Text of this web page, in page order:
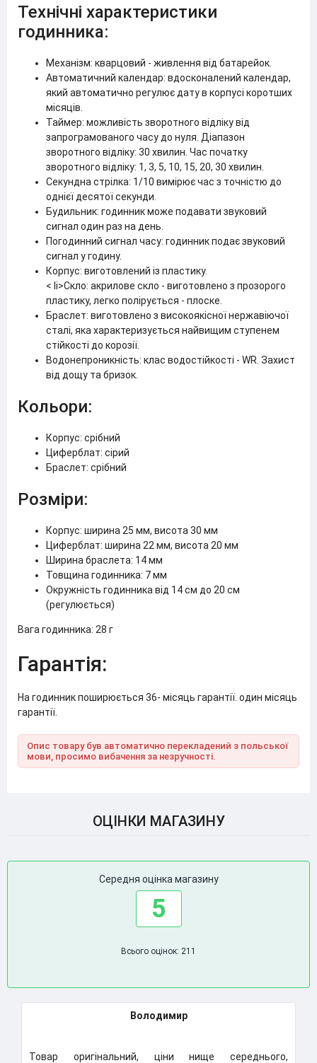
Технічні характеристики
годинника:
Механізм: кварцовий - живлення від батарейок.
Автоматичний календар: вдосконалений календар,
який автоматично регулює дату в корпусі коротших
місяців.
Таймер: можливість зворотного відліку від
запрограмованого часу до нуля. Діапазон
зворотного відліку: 30 хвилин. Час початку
зворотного відліку: 1, 3, 5, 10, 15, 20, 30 хвилин.
Секундна стрілка: 1/10 вимірює час з точністю до
однієї десятої секунди.
Будильник: годинник може подавати звуковий
сигнал один раз на день.
Погодинний сигнал часу: годинник подає звуковий
сигнал у годину.
Корпус: виготовлений із пластику.
< li>Скло: акрилове скло - виготовлено з прозорого
пластику, легко полірується - плоске.
Браслет: виготовлено з високоякісної нержавіючої
сталі, яка характеризується найвищим ступенем
стійкості до корозії.
Водонепроникність: клас водостійкості - WR. Захист
від дощу та бризок.
Кольори:
Корпус: срібний
Циферблат: сірий
Браслет: срібний
Розміри:
Корпус: ширина 25 мм, висота 30 мм
Циферблат: ширина 22 мм, висота 20 мм
Ширина браслета: 14 мм
Товщина годинника: 7 мм
Окружність годинника від 14 см до 20 см
(регулюється)
Вага годинника: 28 г
Гарантія:
На годинник поширюється 36- місяць гарантії. один місяць
гарантії.
Опис товару був автоматично перекладений з польської
мови, просимо вибачення за незручності.
ОЦІНКИ МАГАЗИНУ
Середня оцінка магазину
5
Всього оцінок: 211
Володимир
Товар оригінальний, ціни нище середнього,